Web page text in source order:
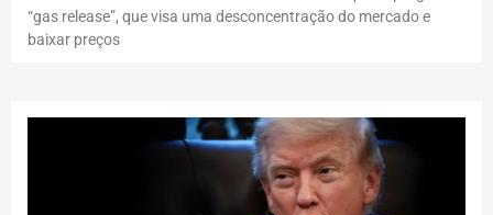
“gas release”, que visa uma desconcentração do mercado e
baixar preços